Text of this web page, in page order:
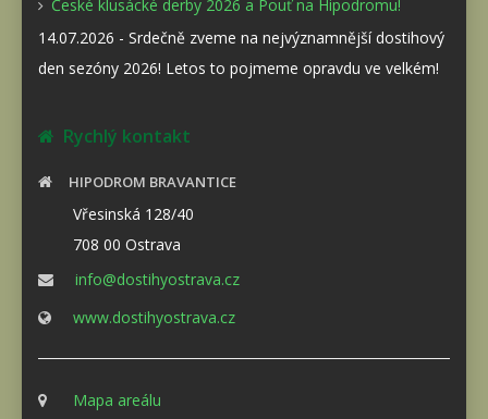
České klusácké derby 2026 a Pouť na Hipodromu!
14.07.2026 - Srdečně zveme na nejvýznamnější dostihový
den sezóny 2026! Letos to pojmeme opravdu ve velkém!
Rychlý kontakt
HIPODROM BRAVANTICE
Vřesinská 128/40
708 00 Ostrava
info@dostihyostrava.cz
www.dostihyostrava.cz
Mapa areálu